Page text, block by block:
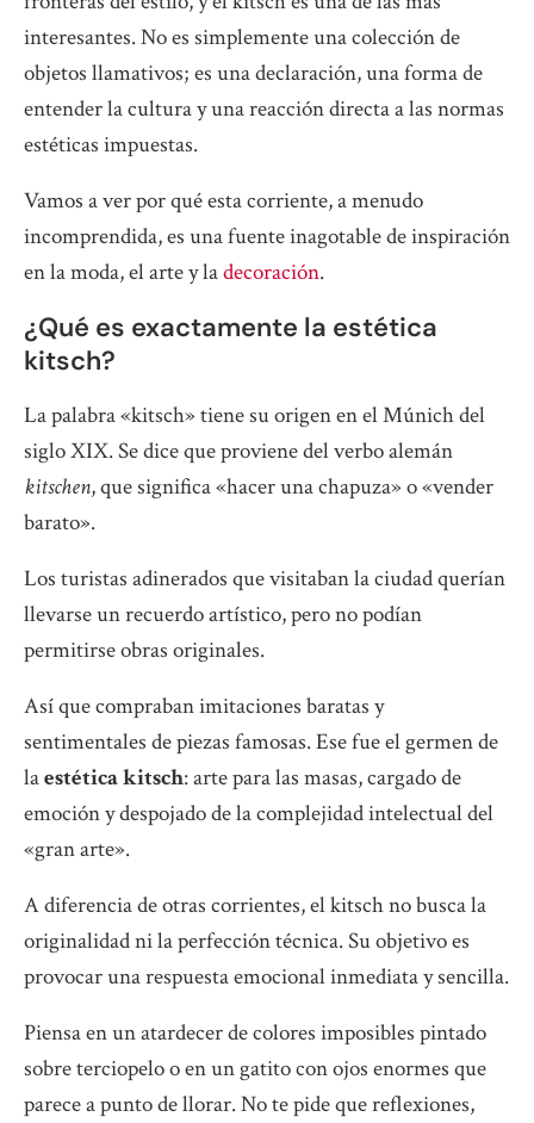
interesantes. No es simplemente una colección de
objetos llamativos; es una declaración, una forma de
entender la cultura y una reacción directa a las normas
estéticas impuestas.
Vamos a ver por qué esta corriente, a menudo
incomprendida, es una fuente inagotable de inspiración
en la moda, el arte y ladecoración.
¿Qué es exactamente la estética
kitsch?
La palabra «kitsch» tiene su origen en el Múnich del
siglo XIX. Se dice que proviene del verbo alemán
kitschen, que significa «hacer una chapuza» o «vender
barato».
Los turistas adinerados que visitaban la ciudad querían
llevarse un recuerdo artístico, pero no podían
permitirse obras originales.
Así que compraban imitaciones baratas y
sentimentales de piezas famosas. Ese fue el germen de
laestética kitsch: arte para las masas, cargado de
emoción y despojado de la complejidad intelectual del
«gran arte».
A diferencia de otras corrientes, el kitsch no busca la
originalidad ni la perfección técnica. Su objetivo es
provocar una respuesta emocional inmediata y sencilla.
Piensa en un atardecer de colores imposibles pintado
sobre terciopelo o en un gatito con ojos enormes que
parece a punto de llorar. No te pide que reflexiones,